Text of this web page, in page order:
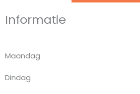
Informatie
Maandag
Dindag